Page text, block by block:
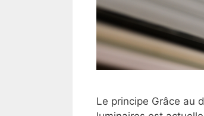
Le principe Grâce au